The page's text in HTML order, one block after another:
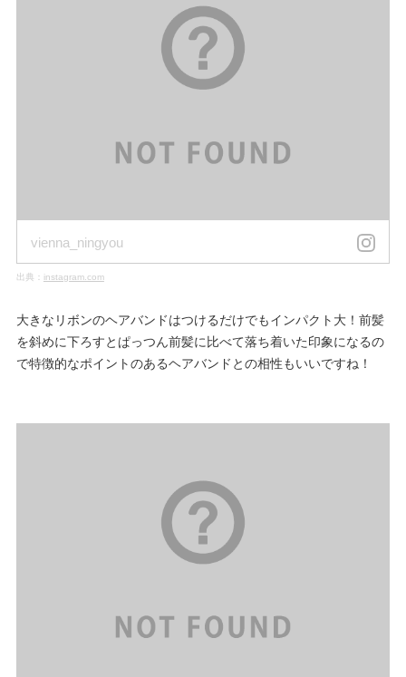
vienna_ningyou
出典： instagram.com
大きなリボンのヘアバンドはつけるだけでもインパクト大！前髪
を斜めに下ろすとぱっつん前髪に比べて落ち着いた印象になるの
で特徴的なポイントのあるヘアバンドとの相性もいいですね！